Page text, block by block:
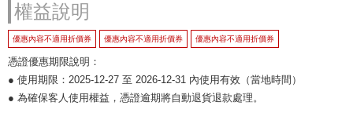
權益說明
優惠內容不適用折價券 優惠內容不適用折價券 優惠內容不適用折價券
憑證優惠期限說明：
● 使用期限：2025-12-27 至 2026-12-31 內使用有效（當地時間）
● 為確保客人使用權益，憑證逾期將自動退貨退款處理。